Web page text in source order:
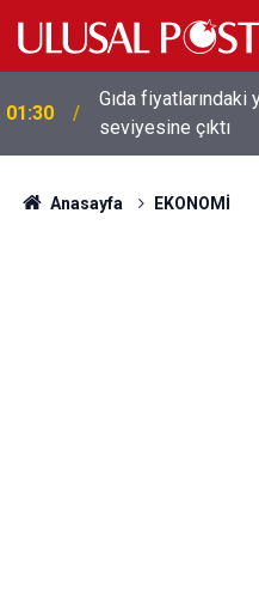
01:30
Gıda fiyatlarındaki
seviyesine çıktı
Anasayfa EKONOMİ